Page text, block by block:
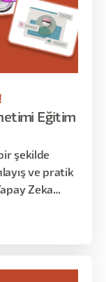
Eğitim
şekilde
ve pratik
Zeka